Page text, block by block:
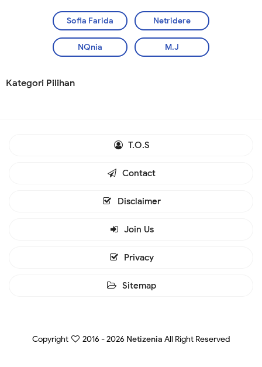
Sofia Farida Netridere
NQnia M.J
Kategori Pilihan
T.O.S
Contact
Disclaimer
Join Us
Privacy
Sitemap
Copyright 2016 -2026 Netizenia All Right Reserved